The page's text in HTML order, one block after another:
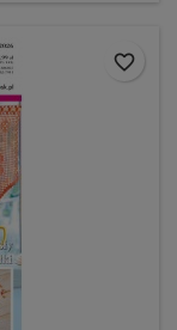
favorite_border